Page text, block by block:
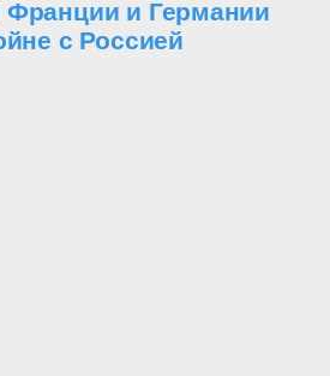
и Германии
с Россией